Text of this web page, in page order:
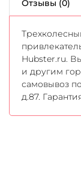
Отзывы (0)
Hubster.ru.
и другим
самовывоз
д.87.